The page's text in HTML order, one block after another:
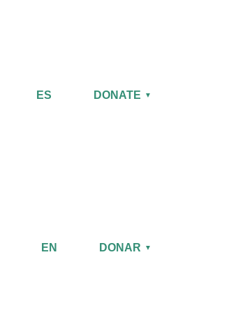
ES DONATE ▼
EN DONAR ▼